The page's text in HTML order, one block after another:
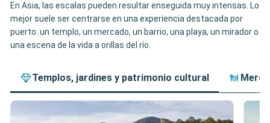
En Asia, las escalas pueden resultar enseguida muy intensas. Lo
mejor suele ser centrarse en una experiencia destacada por
puerto: un templo, un mercado, un barrio, una playa, un mirador o
una escena de la vida a orillas del río.
Templos, jardines y patrimonio cultural